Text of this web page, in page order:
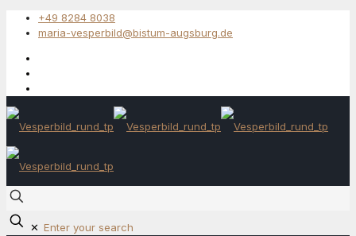
+49 8284 8038
maria-vesperbild@bistum-augsburg.de
✕